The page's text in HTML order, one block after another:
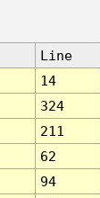
Line
14
324
211
62
94